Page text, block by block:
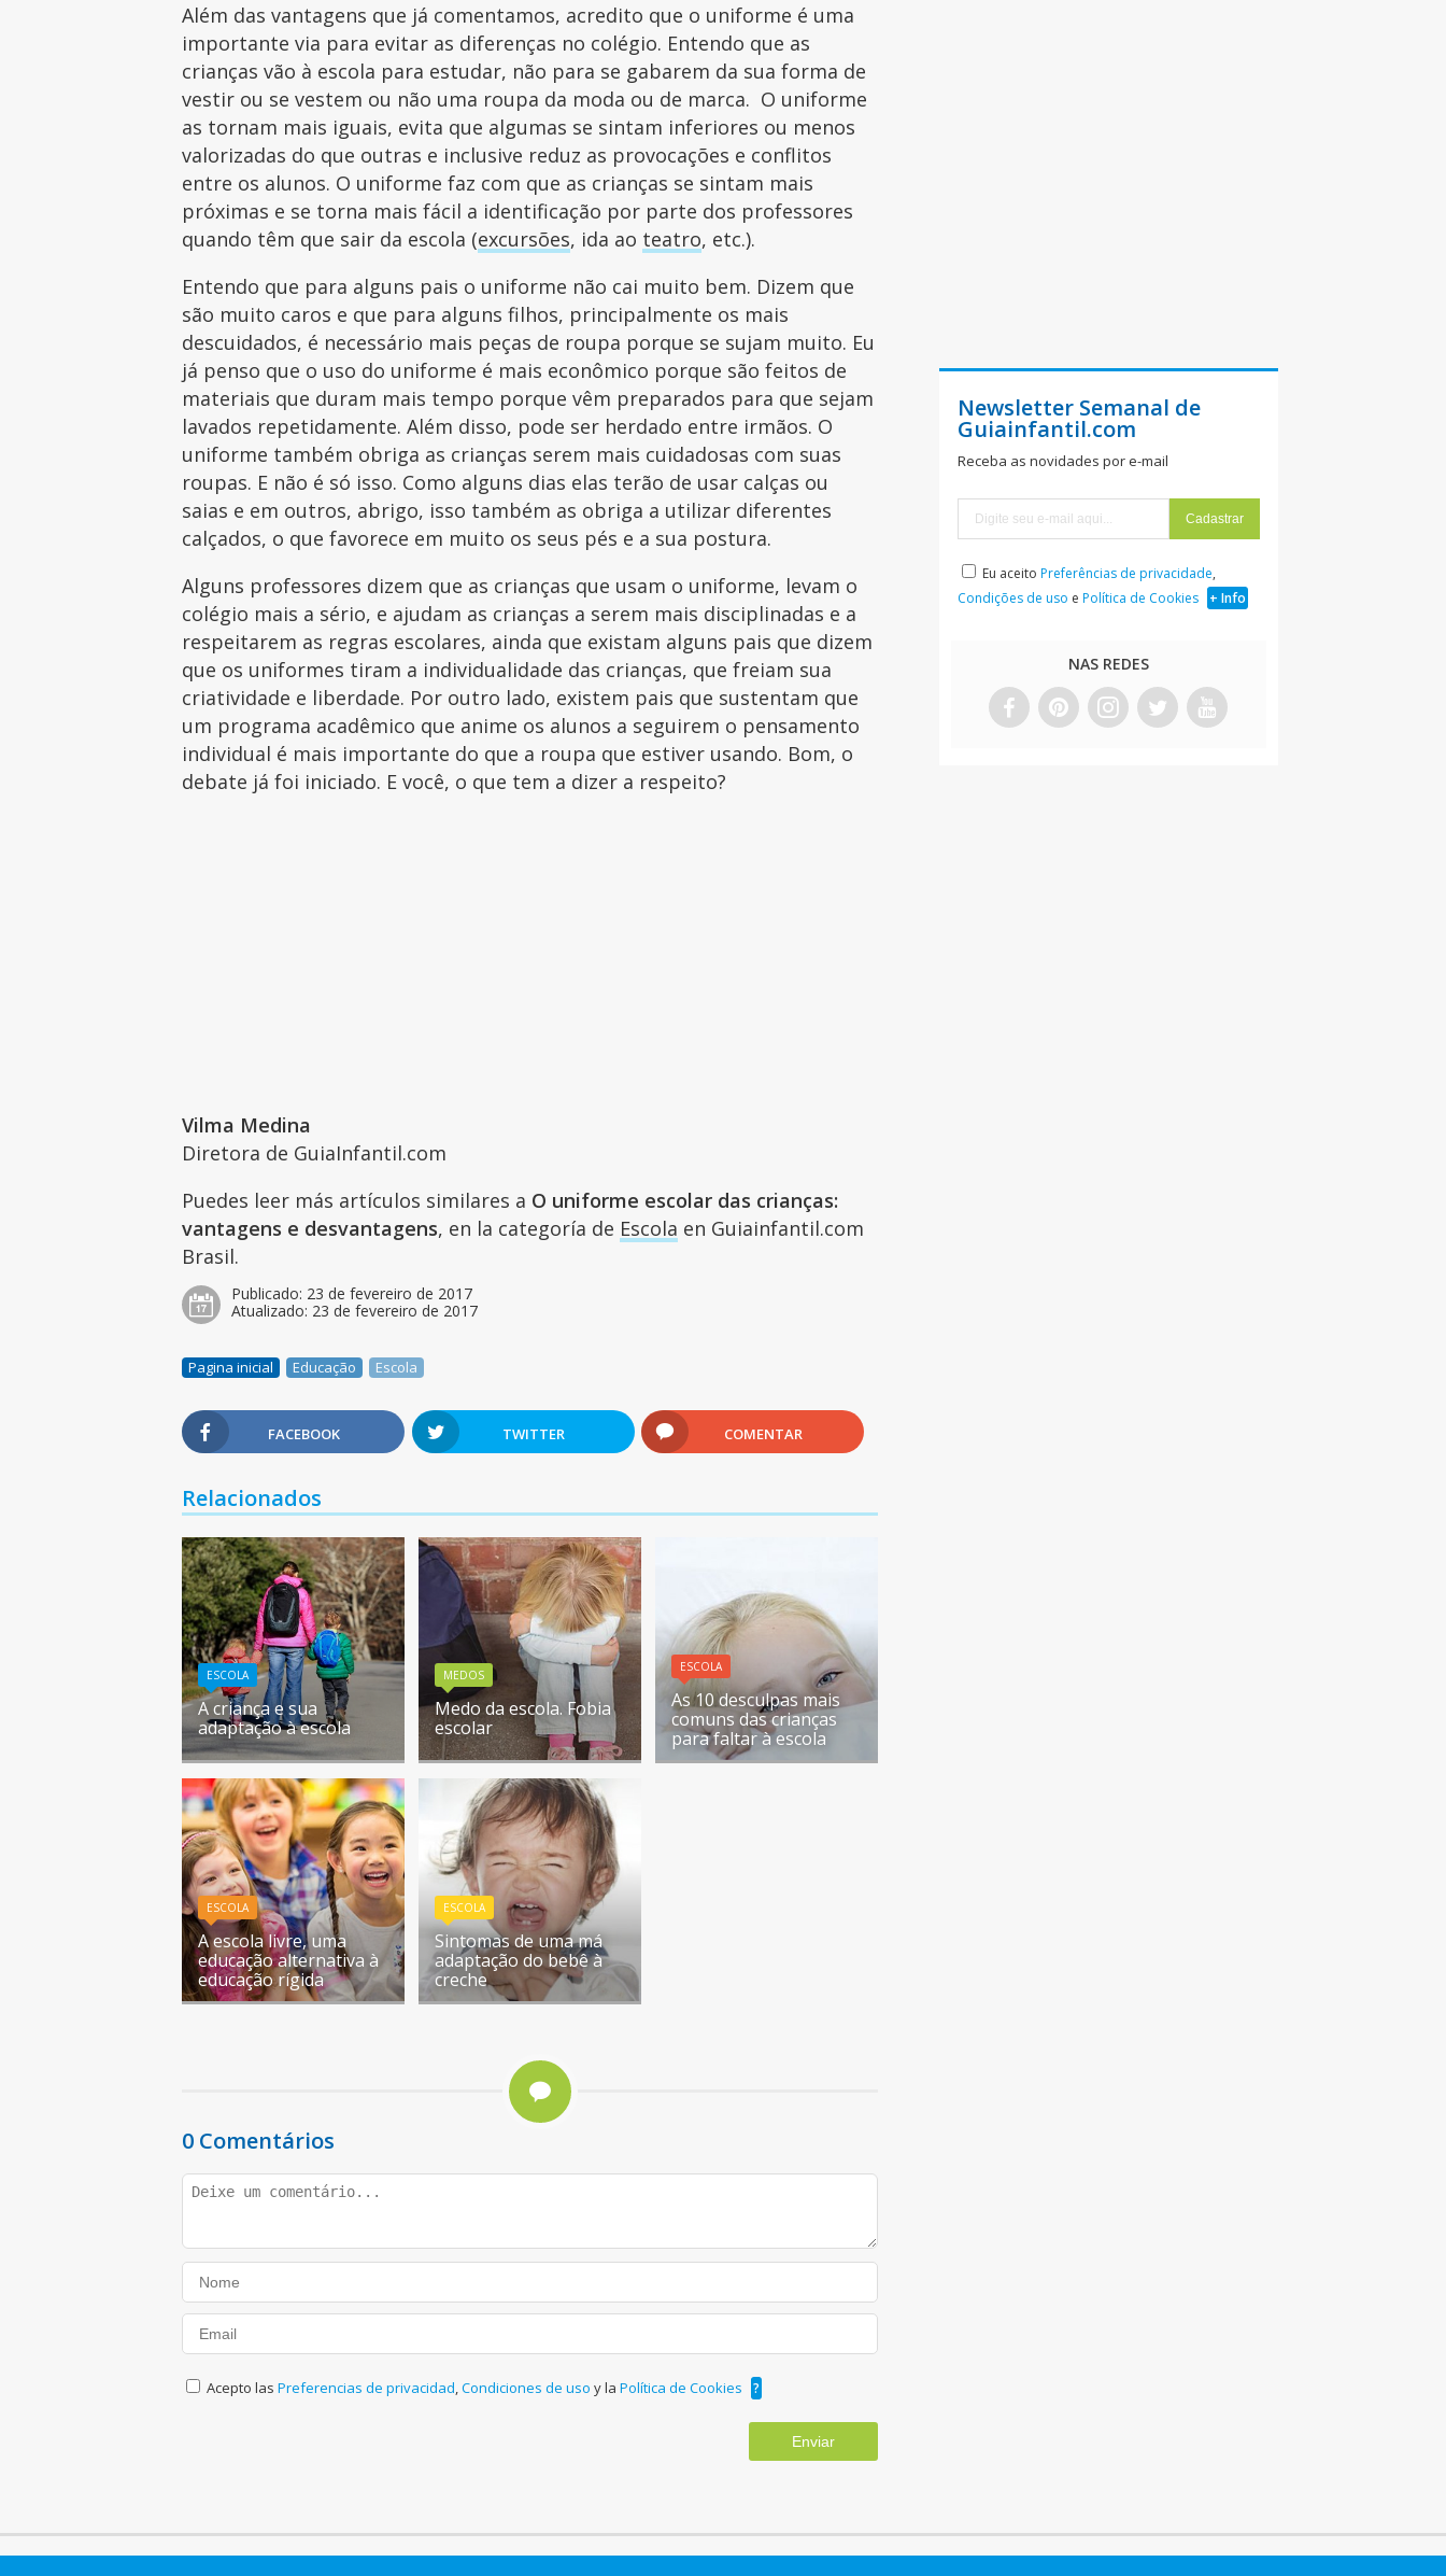
Além das vantagens que já comentamos, acredito que o uniforme é uma
importante via para evitar as diferenças no colégio. Entendo que as
crianças vão à escola para estudar, não para se gabarem da sua forma de
vestir ou se vestem ou não uma roupa da moda ou de marca. O uniforme
as tornam mais iguais, evita que algumas se sintam inferiores ou menos
valorizadas do que outras e inclusive reduz as provocações e conflitos
entre os alunos. O uniforme faz com que as crianças se sintam mais
próximas e se torna mais fácil a identificação por parte dos professores
quando têm que sair da escola (excursões, ida ao teatro, etc.).
Entendo que para alguns pais o uniforme não cai muito bem. Dizem que
são muito caros e que para alguns filhos, principalmente os mais
descuidados, é necessário mais peças de roupa porque se sujam muito. Eu
já penso que o uso do uniforme é mais econômico porque são feitos de
materiais que duram mais tempo porque vêm preparados para que sejam
lavados repetidamente. Além disso, pode ser herdado entre irmãos. O
uniforme também obriga as crianças serem mais cuidadosas com suas
roupas. E não é só isso. Como alguns dias elas terão de usar calças ou
saias e em outros, abrigo, isso também as obriga a utilizar diferentes
calçados, o que favorece em muito os seus pés e a sua postura.
Alguns professores dizem que as crianças que usam o uniforme, levam o
colégio mais a sério, e ajudam as crianças a serem mais disciplinadas e a
respeitarem as regras escolares, ainda que existam alguns pais que dizem
que os uniformes tiram a individualidade das crianças, que freiam sua
criatividade e liberdade. Por outro lado, existem pais que sustentam que
um programa acadêmico que anime os alunos a seguirem o pensamento
individual é mais importante do que a roupa que estiver usando. Bom, o
debate já foi iniciado. E você, o que tem a dizer a respeito?
Vilma Medina
Diretora de GuiaInfantil.com
Puedes leer más artículos similares a O uniforme escolar das crianças:
vantagens e desvantagens, en la categoría de Escola en Guiainfantil.com
Brasil.
Publicado: 23 de fevereiro de 2017
Atualizado: 23 de fevereiro de 2017
Pagina inicial Educação Escola
FACEBOOK TWITTER COMENTAR
Relacionados
ESCOLA
A criança e sua
adaptação à escola
MEDOS
Medo da escola. Fobia
escolar
ESCOLA
As 10 desculpas mais
comuns das crianças
para faltar à escola
ESCOLA
A escola livre, uma
educação alternativa à
educação rígida
ESCOLA
Sintomas de uma má
adaptação do bebê à
creche
0 Comentários
Acepto lasPreferencias de privacidad ,Condiciones de usoy laPolítica de Cookies ?
Enviar
Newsletter Semanal de
Guiainfantil.com
Receba as novidades por e-mail
Eu aceito Preferências de privacidade,
Condições de uso e Política de Cookies + Info
NAS REDES